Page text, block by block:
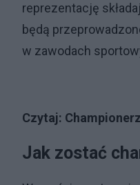
reprezentację
będą
w zawodach
Czytaj:
Jak zostać